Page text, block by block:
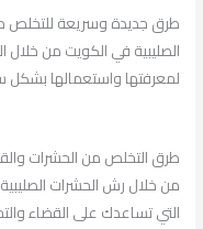
طرق جديدة وسريعة للتخلص
لمعرفتها واستعمالها بشكل
طرق التخلص من الحشرات
من خلال رش الحشرات
التي تساعدك على القضاء